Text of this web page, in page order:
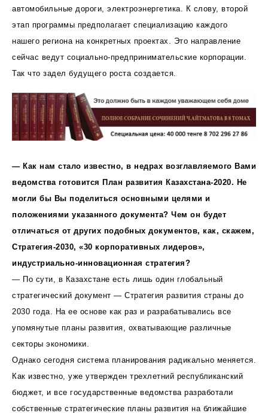
автомобильные дороги, электроэнергетика. К слову, второй
этап программы предполагает специализацию каждого
нашего региона на конкретных проектах. Это направление
сейчас ведут социально-предпринимательские корпорации.
Так что задел будущего роста создается.
— Как нам стало известно, в недрах возглавляемого Вами
ведомства готовится План развития Казахстана-2020. Не
могли бы Вы поделиться основными целями и
положениями указанного документа? Чем он будет
отличаться от других подобных документов, как, скажем,
Стратегия-2030, «30 корпоративных лидеров»,
индустриально-инновационная стратегия?
— По сути, в Казахстане есть лишь один глобальный
стратегический документ — Стратегия развития страны до
2030 года. На ее основе как раз и разрабатывались все
упомянутые планы развития, охватывающие различные
секторы экономики.
Однако сегодня система планирования радикально меняется.
Как известно, уже утвержден трехлетний республиканский
бюджет, и все государственные ведомства разработали
собственные стратегические планы развития на ближайшие